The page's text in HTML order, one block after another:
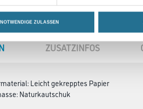
ZULASSEN
ZUSATZINFOS
Leicht gekrepptes Papier
Naturkautschuk